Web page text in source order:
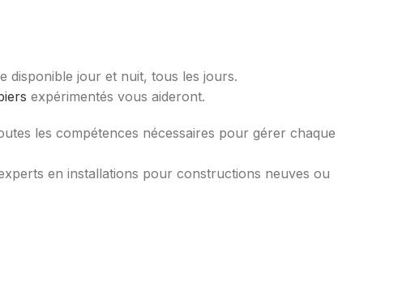
disponible jour et nuit, tous les jours.
expérimentés vous aideront.
les compétences nécessaires pour gérer chaque
en installations pour constructions neuves ou